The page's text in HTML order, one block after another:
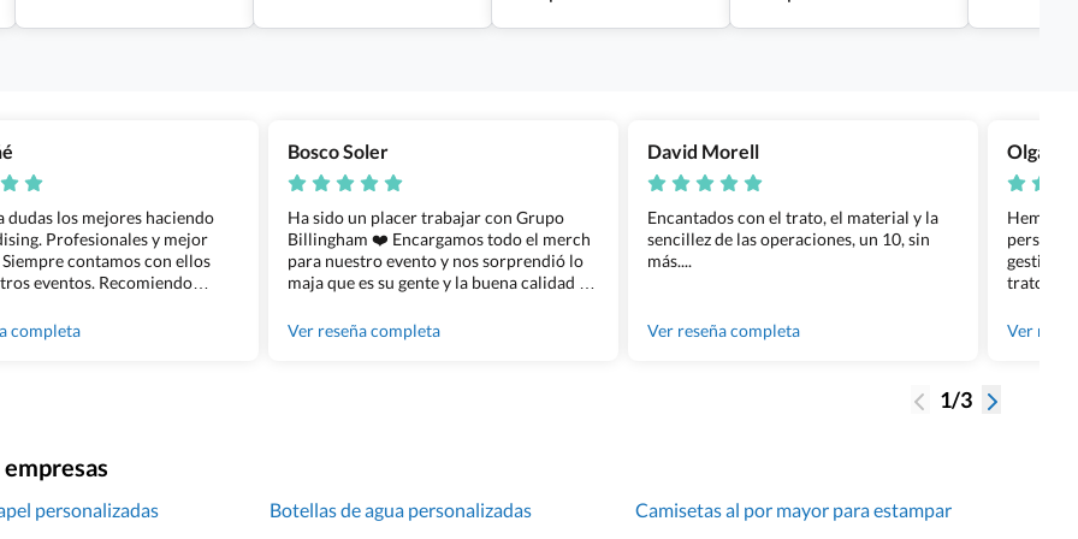
dudas los mejores haciendo
Profesionales y mejor
contamos con ellos
eventos. Recomiendo
completa
Bosco Soler
Ha sido un placer trabajar con Grupo
Billingham ❤️ Encargamos todo el merch
para nuestro evento y nos sorprendió lo
maja que es su gente y la buena calidad de
100% recomendado!!
Ver reseña completa
David Morell
Encantados con el trato, el material y la
sencillez de las operaciones, un 10, sin
más....
Ver reseña completa
Olga
Hemos
gestión
trato
gente
Ver
1/3
personalizadas Botellas de agua personalizadas
Camisetas al por mayor para estampar